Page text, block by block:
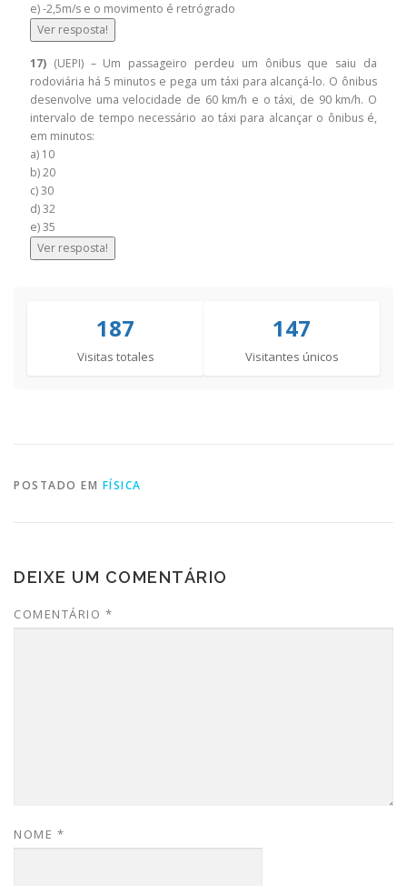
e) -2,5m/s e o movimento é retrógrado
Ver resposta!
17) (UEPI) – Um passageiro perdeu um ônibus que saiu da
rodoviária há 5 minutos e pega um táxi para alcançá-lo. O ônibus
desenvolve uma velocidade de 60 km/h e o táxi, de 90 km/h. O
intervalo de tempo necessário ao táxi para alcançar o ônibus é,
em minutos:
a) 10
b) 20
c) 30
d) 32
e) 35
Ver resposta!
187
Visitas totales
147
Visitantes únicos
POSTADO EM FÍSICA
DEIXE UM COMENTÁRIO
COMENTÁRIO *
NOME *